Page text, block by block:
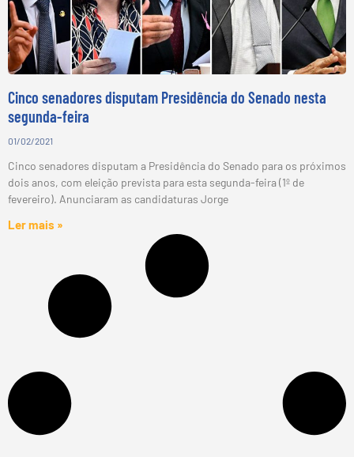
Cinco senadores disputam Presidência do Senado nesta
segunda-feira
01/02/2021
Cinco senadores disputam a Presidência do Senado para os próximos
dois anos, com eleição prevista para esta segunda-feira (1º de
fevereiro). Anunciaram as candidaturas Jorge
Ler mais »